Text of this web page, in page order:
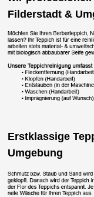
Filderstadt &
Erstklassige
Umgebung